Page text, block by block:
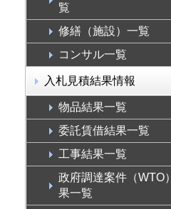
覧
修繕（施設）一覧
コンサル一覧
入札見積結果情報
物品結果一覧
委託賃借結果一覧
工事結果一覧
政府調達案件（WTO
果一覧